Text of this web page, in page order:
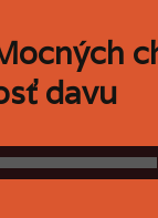
davu